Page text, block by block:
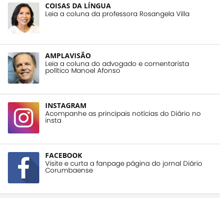
COISAS DA LÍNGUA
Leia a coluna da professora Rosangela Villa
AMPLAVISÃO
Leia a coluna do advogado e comentarista
político Manoel Afonso
INSTAGRAM
Acompanhe as principais notícias do Diário no
insta
FACEBOOK
Visite e curta a fanpage página do jornal Diário
Corumbaense